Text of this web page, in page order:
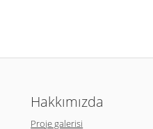
Hakkımızda
Proje galerisi